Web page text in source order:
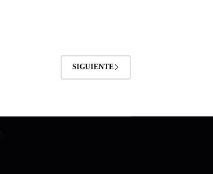
SIGUIENTE